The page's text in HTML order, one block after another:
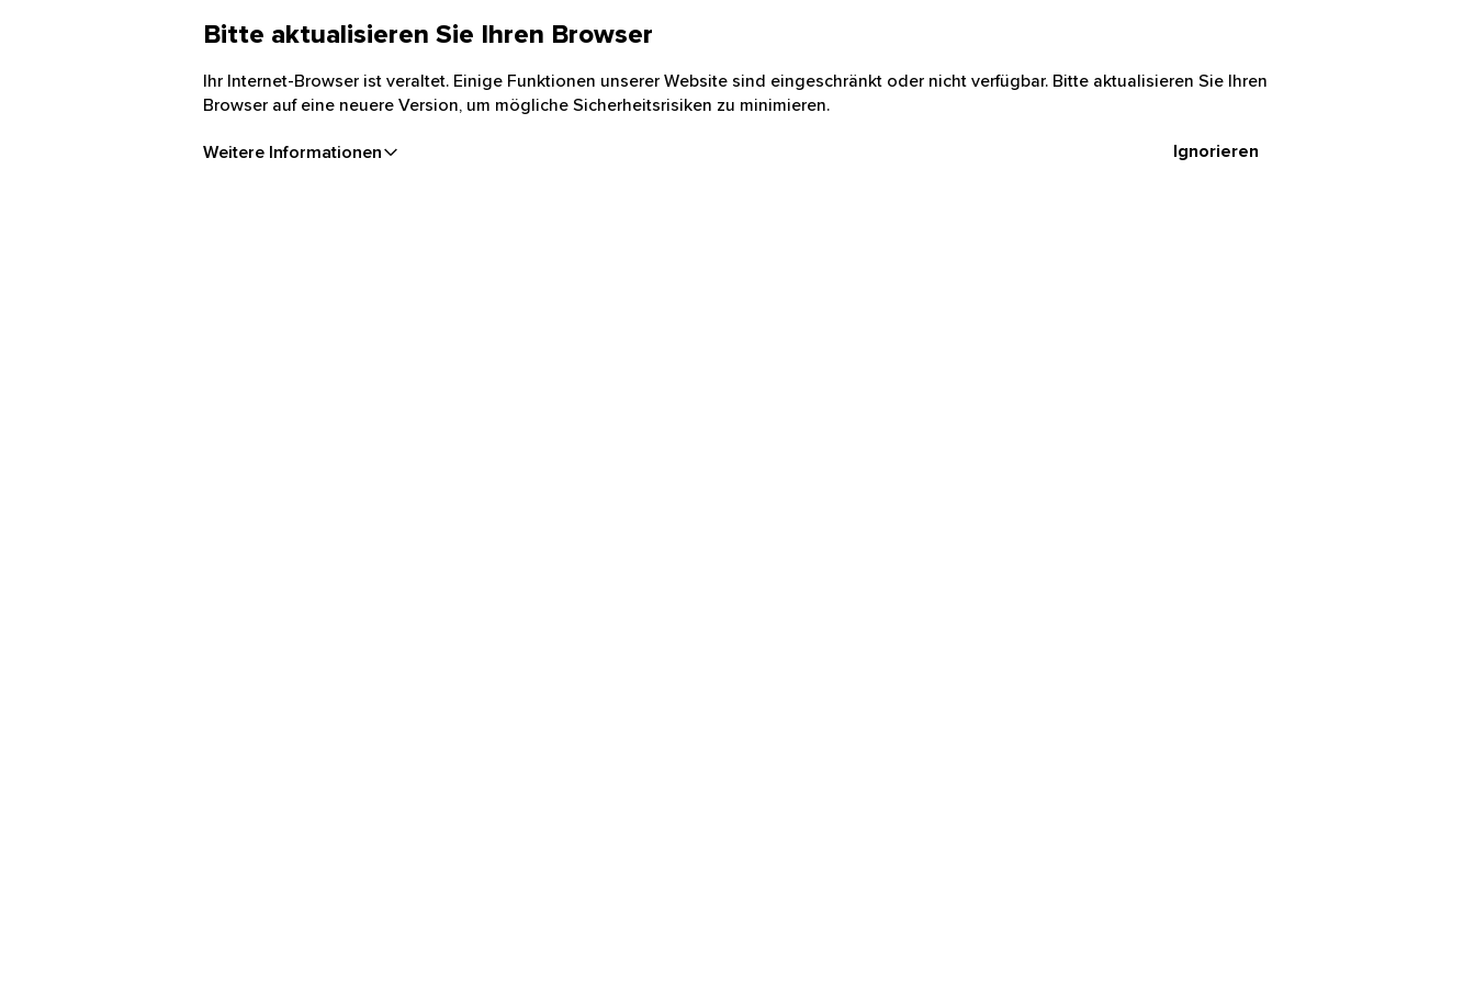
Bitte aktualisieren Sie Ihren Browser
Ihr Internet-Browser ist veraltet. Einige Funktionen unserer Website sind eingeschränkt oder nicht verfügbar. Bitte aktualisieren Sie Ihren
Browser auf eine neuere Version, um mögliche Sicherheitsrisiken zu minimieren.
Weitere Informationen Ignorieren